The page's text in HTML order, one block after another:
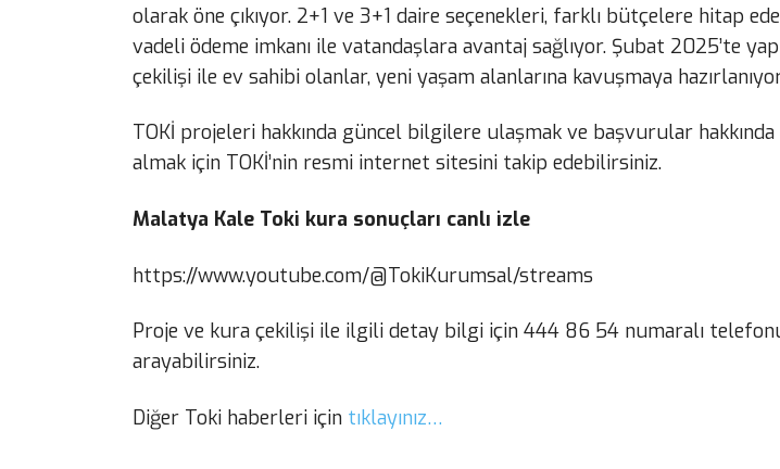
olarak öne çıkıyor. 2+1 ve 3+1 daire seçenekleri, farklı bütçelere hitap
vadeli ödeme imkanı ile vatandaşlara avantaj sağlıyor. Şubat 2025’te
çekilişi ile ev sahibi olanlar, yeni yaşam alanlarına kavuşmaya
TOKİ projeleri hakkında güncel bilgilere ulaşmak ve başvurular
almak için TOKİ’nin resmi internet sitesini takip edebilirsiniz.
Malatya Kale Toki kura sonuçları canlı izle
https://www.youtube.com/@TokiKurumsal/streams
Proje ve kura çekilişi ile ilgili detay bilgi için 444 86 54 numaralı
arayabilirsiniz.
Diğer Toki haberleri için tıklayınız…